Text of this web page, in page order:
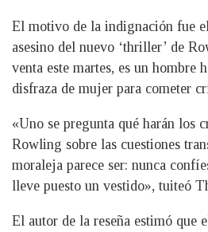
El motivo de la indignación fue
asesino del nuevo ‘thriller’ de
venta este martes, es un hombre
disfraza de mujer para cometer
«Uno se pregunta qué harán los
Rowling sobre las cuestiones
moraleja parece ser: nunca
lleve puesto un vestido», tuiteó
El autor de la reseña estimó que